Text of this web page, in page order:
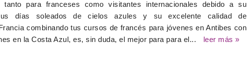
tanto para franceses como visitantes internacionales debido a su
días soleados de cielos azules y su excelente calidad de
combinando tus cursos de francés para jóvenes en Antibes con
en la Costa Azul, es, sin duda, el mejor para para el...
leer más »